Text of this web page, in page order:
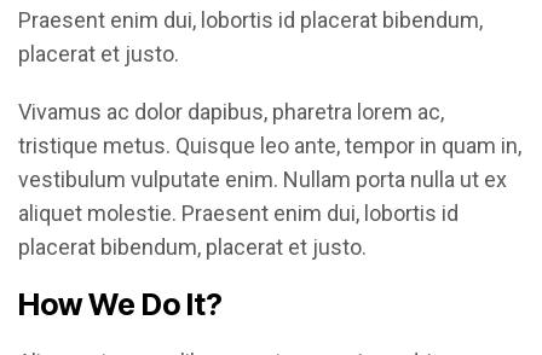
Praesent enim dui, lobortis id placerat bibendum,
placerat et justo.
Vivamus ac dolor dapibus, pharetra lorem ac,
tristique metus. Quisque leo ante, tempor in quam in,
vestibulum vulputate enim. Nullam porta nulla ut ex
aliquet molestie. Praesent enim dui, lobortis id
placerat bibendum, placerat et justo.
How We Do It?